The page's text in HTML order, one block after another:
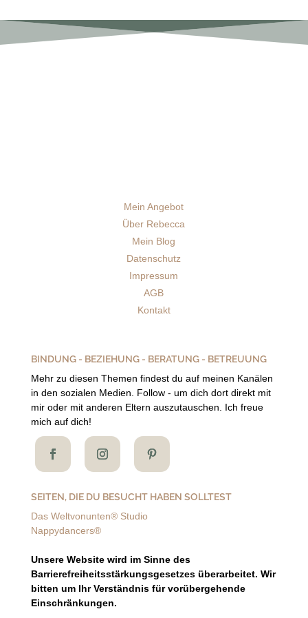
Mein Angebot
Über Rebecca
Mein Blog
Datenschutz
Impressum
AGB
Kontakt
BINDUNG - BEZIEHUNG - BERATUNG - BETREUUNG
Mehr zu diesen Themen findest du auf meinen Kanälen
in den sozialen Medien. Follow - um dich dort direkt mit
mir oder mit anderen Eltern auszutauschen. Ich freue
mich auf dich!
SEITEN, DIE DU BESUCHT HABEN SOLLTEST
Das Weltvonunten® Studio
Nappydancers®
Unsere Website wird im Sinne des
Barrierefreiheitsstärkungsgesetzes überarbeitet. Wir
bitten um Ihr Verständnis für vorübergehende
Einschränkungen.